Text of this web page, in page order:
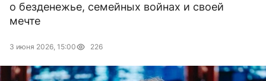
о безденежье, семейных войнах и своей
мечте
3 июня 2026, 15:00 226